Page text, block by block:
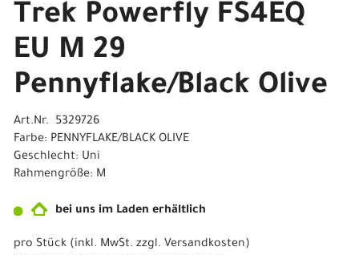
Trek Powerfly FS4EQ
EU M 29
Pennyflake/Black Olive
Art.Nr. 5329726
Farbe: PENNYFLAKE/BLACK OLIVE
Geschlecht: Uni
Rahmengröße: M
bei uns im Laden erhältlich
pro Stück (inkl. MwSt. zzgl. Versandkosten)